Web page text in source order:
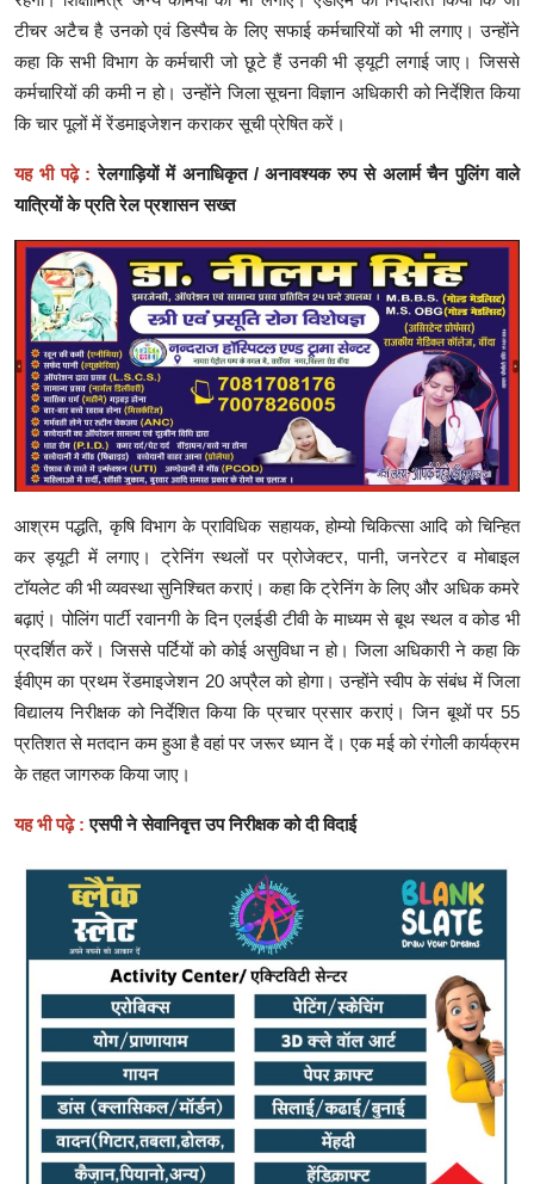
टीचर अटैच है उनको एवं डिस्पैच के लिए सफाई कर्मचारियों को भी लगाए। उन्होंने
कहा कि सभी विभाग के कर्मचारी जो छूटे हैं उनकी भी ड्यूटी लगाई जाए। जिससे
कर्मचारियों की कमी न हो। उन्होंने जिला सूचना विज्ञान अधिकारी को निर्देशित किया
कि चार पूलों में रेंडमाइजेशन कराकर सूची प्रेषित करें।
यह भी पढ़े : रेलगाड़ियों में अनाधिकृत / अनावश्यक रुप से अलार्म चैन पुलिंग वाले
यात्रियों के प्रति रेल प्रशासन सख्त
आश्रम पद्धति, कृषि विभाग के प्राविधिक सहायक, होम्यो चिकित्सा आदि को चिन्हित
कर ड्यूटी में लगाए। ट्रेनिंग स्थलों पर प्रोजेक्टर, पानी, जनरेटर व मोबाइल
टॉयलेट की भी व्यवस्था सुनिश्चित कराएं। कहा कि ट्रेनिंग के लिए और अधिक कमरे
बढ़ाएं। पोलिंग पार्टी रवानगी के दिन एलईडी टीवी के माध्यम से बूथ स्थल व कोड भी
प्रदर्शित करें। जिससे पर्टियों को कोई असुविधा न हो। जिला अधिकारी ने कहा कि
ईवीएम का प्रथम रेंडमाइजेशन 20 अप्रैल को होगा। उन्होंने स्वीप के संबंध में जिला
विद्यालय निरीक्षक को निर्देशित किया कि प्रचार प्रसार कराएं। जिन बूथों पर 55
प्रतिशत से मतदान कम हुआ है वहां पर जरूर ध्यान दें। एक मई को रंगोली कार्यक्रम
के तहत जागरुक किया जाए।
यह भी पढ़े :एसपी ने सेवानिवृत्त उप निरीक्षक को दी विदाई